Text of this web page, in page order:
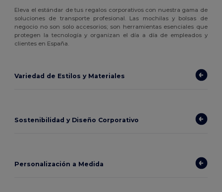
Eleva el estándar de tus regalos corporativos con nuestra gama de
soluciones de transporte profesional. Las mochilas y bolsas de
negocio no son solo accesorios; son herramientas esenciales que
protegen la tecnología y organizan el día a día de empleados y
clientes en España.
Variedad de Estilos y Materiales
Sostenibilidad y Diseño Corporativo
Personalización a Medida